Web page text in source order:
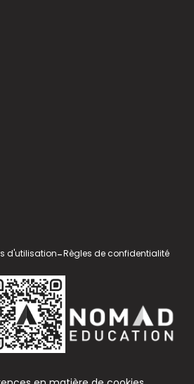
d'utilisation-Règles de confidentialité